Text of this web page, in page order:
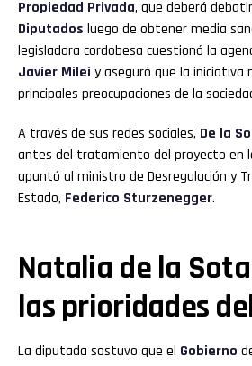
Propiedad Privada, que deberá
Diputados luego de obtener media
legisladora cordobesa cuestionó la
Javier Milei y aseguró que la iniciativa
principales preocupaciones de la
A través de sus redes sociales, De la
antes del tratamiento del proyecto en
apuntó al ministro de Desregulación y
Estado, Federico Sturzenegger.
Natalia de la
las prioridades
La diputada sostuvo que el Gobierno